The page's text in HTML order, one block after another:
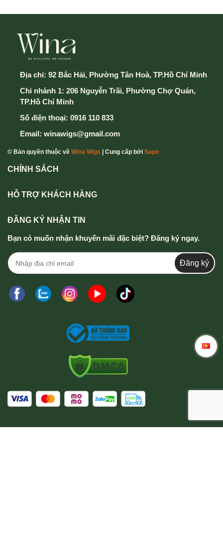
Địa chỉ: 92 Bắc Hải, Phường Tân Hoà, TP.Hồ Chí Minh
Chi nhánh 1: 206 Nguyễn Trãi, Phường Chợ Quán,
TP.Hồ Chí Minh
Số điện thoại: 0916 110 833
Email: winawigs@gmail.com
© Bản quyền thuộc về Wina Wigs | Cung cấp bởi Sapo
CHÍNH SÁCH
HỖ TRỢ KHÁCH HÀNG
ĐĂNG KÝ NHẬN TIN
Bạn có muốn nhận khuyến mãi đặc biệt? Đăng ký ngay.
Đăng ký